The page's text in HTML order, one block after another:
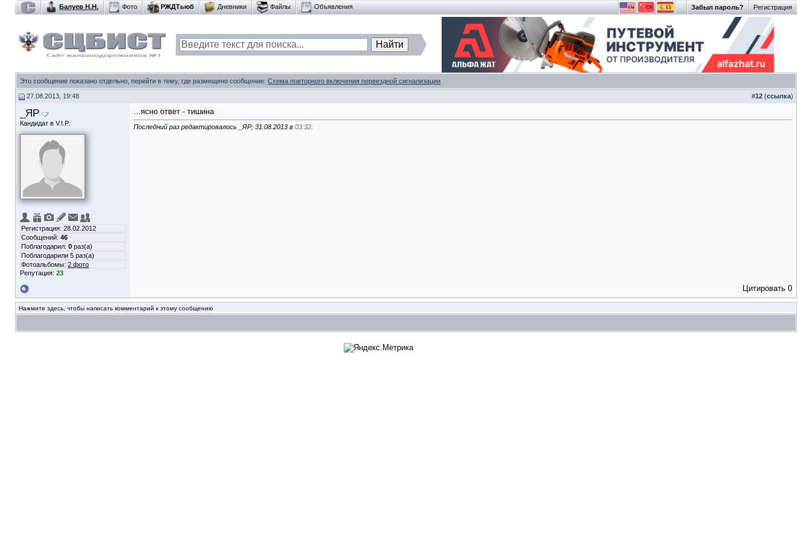
Регистрация
Забыл пароль?
Балуев Н.Н. Фото РЖДТьюб Дневники Файлы Объявления
Это сообщение показано отдельно, перейти в тему, где размещено сообщение: Схема повторного включения переездной сигнализации
27.08.2013, 19:48 #12 (ссылка)
_ЯР
Кандидат в V.I.P.
Регистрация: 28.02.2012
Сообщений: 46
Поблагодарил: 0 раз(а)
Поблагодарили 5 раз(а)
Фотоальбомы: 2 фото
Репутация: 23
...ясно ответ - тишина
Последний раз редактировалось _ЯР; 31.08.2013 в 03:32
Цитировать 0
Нажмите здесь, чтобы написать комментарий к этому сообщению